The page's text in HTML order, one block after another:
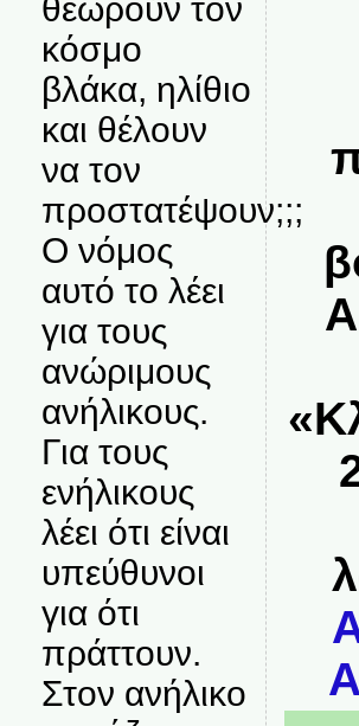
θεωρούν τον
κόσμο
βλάκα, ηλίθιο
και θέλουν
να τον
προστατέψουν;;;
Ο νόμος
αυτό το λέει
για τους
ανώριμους
ανήλικους.
Για τους
ενήλικους
λέει ότι είναι
υπεύθυνοι
για ότι
πράττουν.
Στον ανήλικο